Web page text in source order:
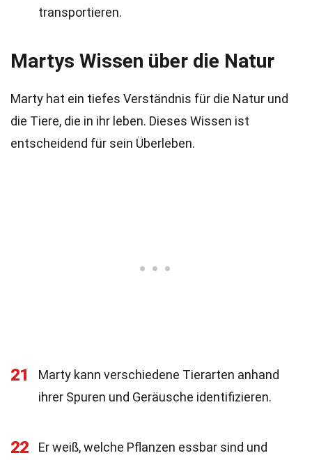
transportieren.
Martys Wissen über die Natur
Marty hat ein tiefes Verständnis für die Natur und
die Tiere, die in ihr leben. Dieses Wissen ist
entscheidend für sein Überleben.
21
Marty kann verschiedene Tierarten anhand
ihrer Spuren und Geräusche identifizieren.
22 Er weiß, welche Pflanzen essbar sind und